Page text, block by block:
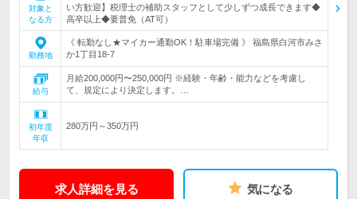
対象と
なる方
い方歓迎】税理士の補助スタッフとして少しずつ成長できます◆
高卒以上◆要普免（AT可）
勤務地
《 転勤なし★マイカー通勤OK！駐車場完備 》 福島県白河市みさ
か1丁目18‐7
給与
月給200,000円〜250,000円 ※経験・年齢・能力などを考慮し
て、規定により決定します。…
初年度
年収
280万円～350万円
求人詳細を見る 気になる